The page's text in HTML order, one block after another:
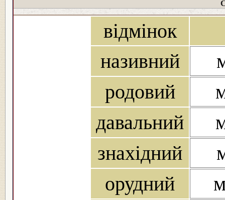
відмінок
називний
родовий
давальний
знахідний
орудний